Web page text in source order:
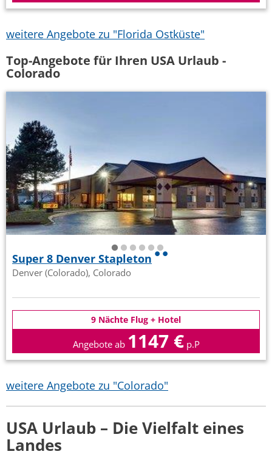
weitere Angebote zu "Florida Ostküste"
Top-Angebote für Ihren USA Urlaub -
Colorado
Super 8 Denver Stapleton
Denver (Colorado), Colorado
9 Nächte Flug + Hotel
Angebote ab 1147 € p.P
weitere Angebote zu "Colorado"
USA Urlaub – Die Vielfalt eines
Landes